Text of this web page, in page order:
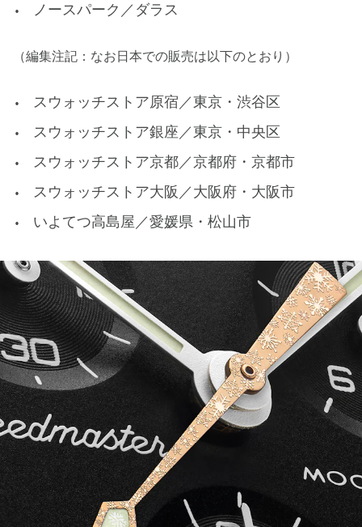
ノースパーク／ダラス
（編集注記：なお日本での販売は以下のとおり）
スウォッチストア原宿／東京・渋谷区
スウォッチストア銀座／東京・中央区
スウォッチストア京都／京都府・京都市
スウォッチストア大阪／大阪府・大阪市
いよてつ高島屋／愛媛県・松山市